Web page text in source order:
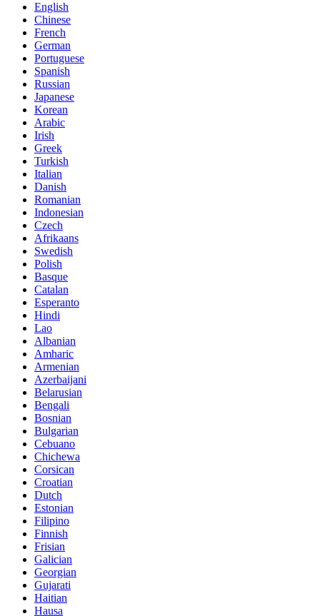
English
Chinese
French
German
Portuguese
Spanish
Russian
Japanese
Korean
Arabic
Irish
Greek
Turkish
Italian
Danish
Romanian
Indonesian
Czech
Afrikaans
Swedish
Polish
Basque
Catalan
Esperanto
Hindi
Lao
Albanian
Amharic
Armenian
Azerbaijani
Belarusian
Bengali
Bosnian
Bulgarian
Cebuano
Chichewa
Corsican
Croatian
Dutch
Estonian
Filipino
Finnish
Frisian
Galician
Georgian
Gujarati
Haitian
Hausa